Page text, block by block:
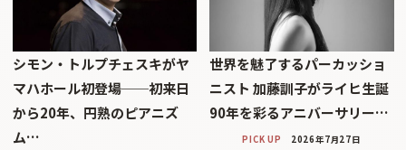
シモン・トルプチェスキがヤ
マハホール初登場──初来日
から20年、円熟のピアニズ
ム…
世界を魅了するパーカッショ
ニスト 加藤訓子がライヒ生誕
90年を彩るアニバーサリー…
PICK UP 2026年7月27日